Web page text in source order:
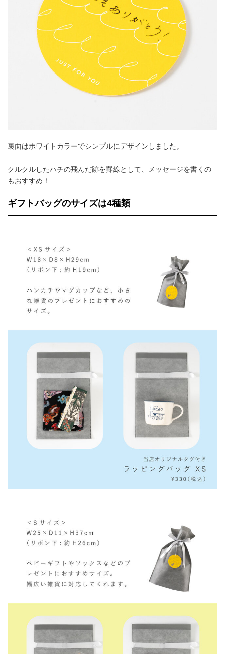
裏面はホワイトカラーでシンプルにデザインしました。
クルクルしたハチの飛んだ跡を罫線として、メッセージを書くの
もおすすめ！
ギフトバッグのサイズは4種類